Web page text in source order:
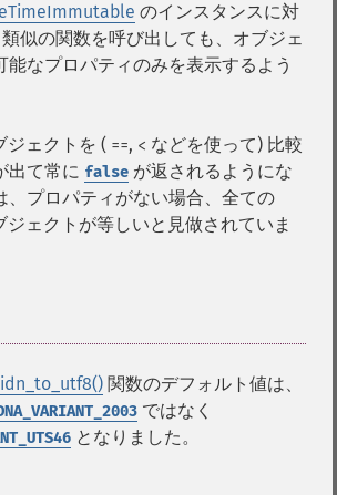
のインスタンスに対
類似の関数を呼び出しても、オブジェ
能なプロパティのみを表示するよう
ジェクトを ( ==, < などを使って) 比較
出て常に false が返されるようにな
、プロパティがない場合、全ての
ジェクトが等しいと見做されていま
idn_to_utf8() 関数のデフォルト値は、
ではなく
となりました。